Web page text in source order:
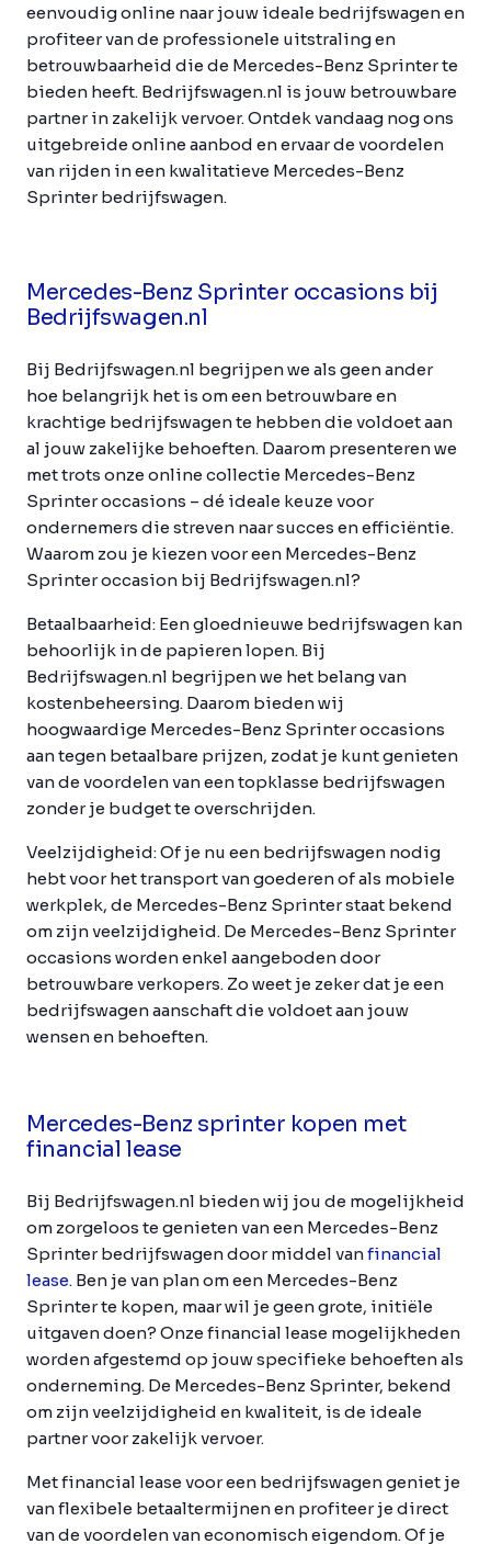
eenvoudig online naar jouw ideale bedrijfswagen en
profiteer van de professionele uitstraling en
betrouwbaarheid die de Mercedes-Benz Sprinter te
bieden heeft. Bedrijfswagen.nl is jouw betrouwbare
partner in zakelijk vervoer. Ontdek vandaag nog ons
uitgebreide online aanbod en ervaar de voordelen
van rijden in een kwalitatieve Mercedes-Benz
Sprinter bedrijfswagen.
Mercedes-Benz Sprinter occasions bij
Bedrijfswagen.nl
Bij Bedrijfswagen.nl begrijpen we als geen ander
hoe belangrijk het is om een betrouwbare en
krachtige bedrijfswagen te hebben die voldoet aan
al jouw zakelijke behoeften. Daarom presenteren we
met trots onze online collectie Mercedes-Benz
Sprinter occasions – dé ideale keuze voor
ondernemers die streven naar succes en efficiëntie.
Waarom zou je kiezen voor een Mercedes-Benz
Sprinter occasion bij Bedrijfswagen.nl?
Betaalbaarheid: Een gloednieuwe bedrijfswagen kan
behoorlijk in de papieren lopen. Bij
Bedrijfswagen.nl begrijpen we het belang van
kostenbeheersing. Daarom bieden wij
hoogwaardige Mercedes-Benz Sprinter occasions
aan tegen betaalbare prijzen, zodat je kunt genieten
van de voordelen van een topklasse bedrijfswagen
zonder je budget te overschrijden.
Veelzijdigheid:Of je nu een bedrijfswagen nodig
hebt voor het transport van goederen of als mobiele
werkplek, de Mercedes-Benz Sprinter staat bekend
om zijn veelzijdigheid. De Mercedes-Benz Sprinter
occasions worden enkel aangeboden door
betrouwbare verkopers. Zo weet je zeker dat je een
bedrijfswagen aanschaft die voldoet aan jouw
wensen en behoeften.
Mercedes-Benz sprinter kopen met
financial lease
Bij Bedrijfswagen.nl bieden wij jou de mogelijkheid
om zorgeloos te genieten van een Mercedes-Benz
Sprinter bedrijfswagen door middel vanfinancial
lease. Ben je van plan om een Mercedes-Benz
Sprinter te kopen, maar wil je geen grote, initiële
uitgaven doen? Onze financial lease mogelijkheden
worden afgestemd op jouw specifieke behoeften als
onderneming. De Mercedes-Benz Sprinter, bekend
om zijn veelzijdigheid en kwaliteit, is de ideale
partner voor zakelijk vervoer.
Met financial lease voor een bedrijfswagen geniet je
van flexibele betaaltermijnen en profiteer je direct
van de voordelen van economisch eigendom. Of je